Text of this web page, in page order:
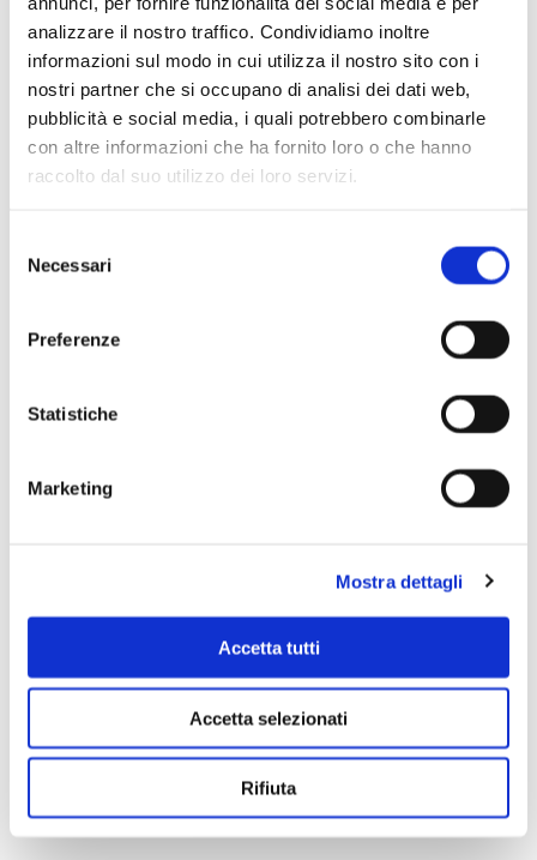
analizzare il nostro traffico. Condividiamo inoltre
informazioni sul modo in cui utilizza il nostro sito con i
nostri partner che si occupano di analisi dei dati web,
pubblicità e social media, i quali potrebbero combinarle
con altre informazioni che ha fornito loro o che hanno
raccolto dal suo utilizzo dei loro servizi.
delNecessari
Preferenze
Statistiche
Marketing
Mostra dettagli
Accetta tutti
Accetta selezionati
Rifiuta
Scopri di più